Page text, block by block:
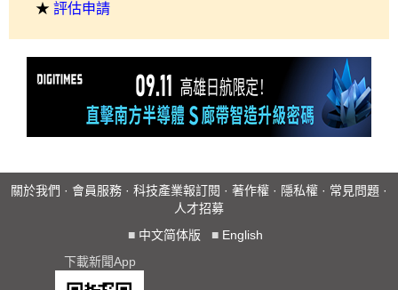
★ 評估申請
關於我們 · 會員服務 · 科技產業報訂閱 · 著作權 · 隱私權 · 常見問題 ·
人才招募
■ 中文简体版 ■ English
下載新聞App